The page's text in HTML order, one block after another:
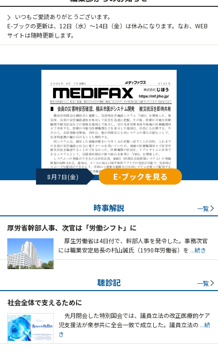
いつもご愛読ありがとうございます。
E-ブックの更新は、12日（水）～14日（金）は休みになります。なお、WEB
サイトは随時更新します。
8月7日(金) E-ブックを見る
時事解説 一覧
厚労省幹部人事、次官は「労働シフト」に
厚生労働省は4日付で、幹部人事を発令した。事務次官
には職業安定局長の村山誠氏（1990年労働省）を ...続き
聴診記 一覧
社会全体で支えるために
先月閉会した特別国会では、議員立法の改正医療的ケア
児支援法が衆参共に全会一致で成立した。議員立法の ...続
き